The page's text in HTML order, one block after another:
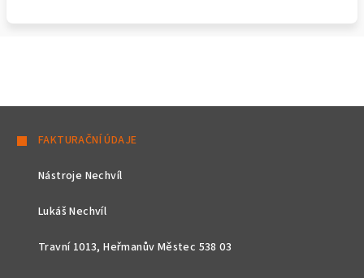
FAKTURAČNÍ ÚDAJE
Nástroje Nechvíl
Lukáš Nechvíl
Travní 1013, Heřmanův Městec 538 03